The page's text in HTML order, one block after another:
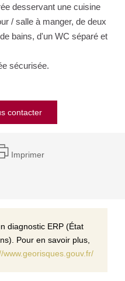
desservant une cuisine
/ salle à manger, de deux
bains, d'un WC séparé et
sécurisée.
contacter
Imprimer
diagnostic ERP (État
Pour en savoir plus,
www.georisques.gouv.fr/